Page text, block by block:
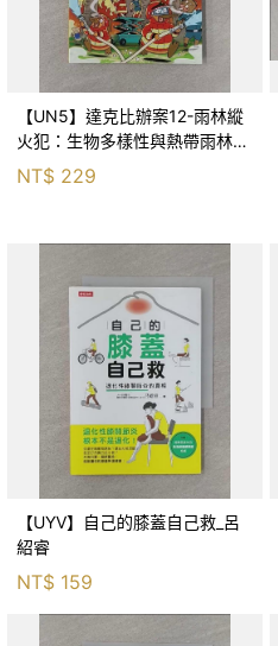
【UN5】達克比辦案12-雨林縱
火犯：生物多樣性與熱帶雨林生
態系_柯智元
NT$ 229
【UYV】自己的膝蓋自己救_呂
紹睿
NT$ 159